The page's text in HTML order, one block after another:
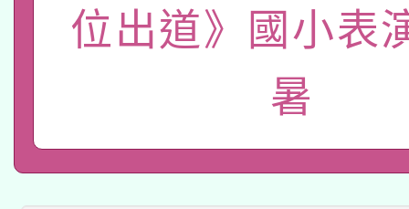
業技術研究院辦理「
用水績優單位及節水達
115年8月22日(星期六
桃園市孔廟祈福系列
本校115學年度第2次
招甄選結果公告(無人
適應運動共學行動站研
位出道》國小表
暑